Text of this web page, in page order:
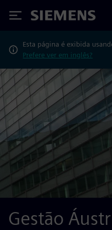
Siemens
Esta página é exibida
Prefere ver em inglês?
Gestão